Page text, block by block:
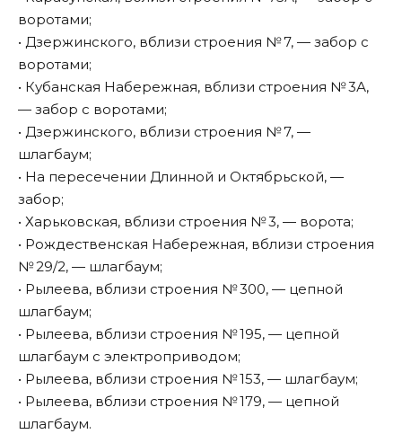
воротами;
• Дзержинского, вблизи строения № 7, — забор с
воротами;
• Кубанская Набережная, вблизи строения № 3А,
— забор с воротами;
• Дзержинского, вблизи строения № 7, —
шлагбаум;
• На пересечении Длинной и Октябрьской, —
забор;
• Харьковская, вблизи строения № 3, — ворота;
• Рождественская Набережная, вблизи строения
№ 29/2, — шлагбаум;
• Рылеева, вблизи строения № 300, — цепной
шлагбаум;
• Рылеева, вблизи строения № 195, — цепной
шлагбаум с электроприводом;
• Рылеева, вблизи строения № 153, — шлагбаум;
• Рылеева, вблизи строения № 179, — цепной
шлагбаум.